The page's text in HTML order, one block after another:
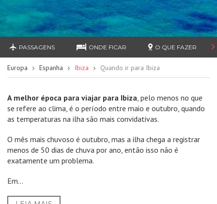
PASSAGENS ONDE FICAR O QUE FAZER
Europa Espanha Ibiza Quando ir para Ibiza
A melhor época para viajar para Ibiza, pelo menos no que
se refere ao clima, é o período entre maio e outubro, quando
as temperaturas na ilha são mais convidativas.
O mês mais chuvoso é outubro, mas a ilha chega a registrar
menos de 50 dias de chuva por ano, então isso não é
exatamente um problema.
Em...